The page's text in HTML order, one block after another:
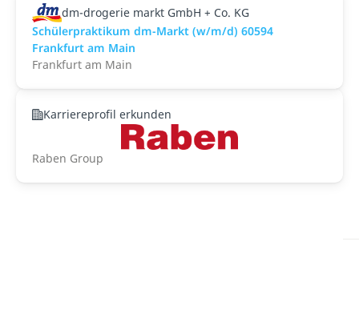
dm-drogerie markt GmbH + Co. KG
Schülerpraktikum dm-Markt (w/m/d) 60594
Frankfurt am Main
Frankfurt am Main
Karriereprofil erkunden
Raben Group